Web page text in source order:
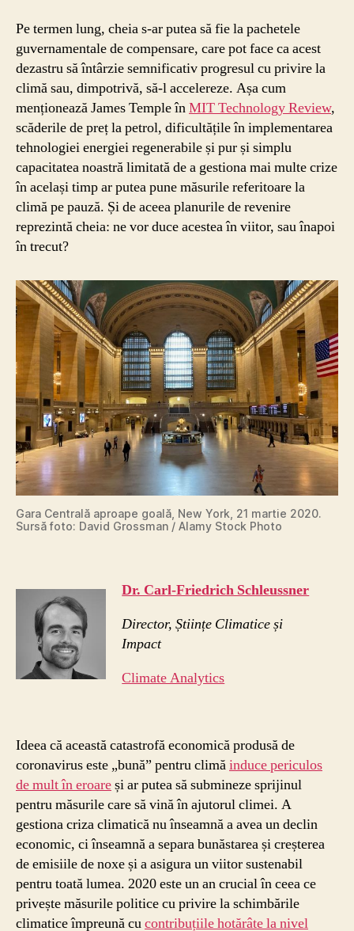
Pe termen lung, cheia s-ar putea să fie la pachetele
guvernamentale de compensare, care pot face ca acest
dezastru să întârzie semnificativ progresul cu privire la
climă sau, dimpotrivă, să-l accelereze. Așa cum
menționează James Temple înMIT Technology Review,
scăderile de preț la petrol, dificultățile în implementarea
tehnologiei energiei regenerabile și pur și simplu
capacitatea noastră limitată de a gestiona mai multe crize
în același timp ar putea pune măsurile referitoare la
climă pe pauză. Și de aceea planurile de revenire
reprezintă cheia: ne vor duce acestea în viitor, sau înapoi
în trecut?
Gara Centrală aproape goală, New York, 21 martie 2020.
Sursă foto: David Grossman / Alamy Stock Photo
Dr. Carl-Friedrich Schleussner
Director, Științe Climatice și
Impact
Climate Analytics
Ideea că această catastrofă economică produsă de
coronavirus este „bună” pentru climăinduce periculos
de mult în eroareși ar putea să submineze sprijinul
pentru măsurile care să vină în ajutorul climei. A
gestiona criza climatică nu înseamnă a avea un declin
economic, ci înseamnă a separa bunăstarea și creșterea
de emisiile de noxe și a asigura un viitor sustenabil
pentru toată lumea. 2020 este un an crucial în ceea ce
privește măsurile politice cu privire la schimbările
climatice împreună cucontribuțiile hotărâte la nivel